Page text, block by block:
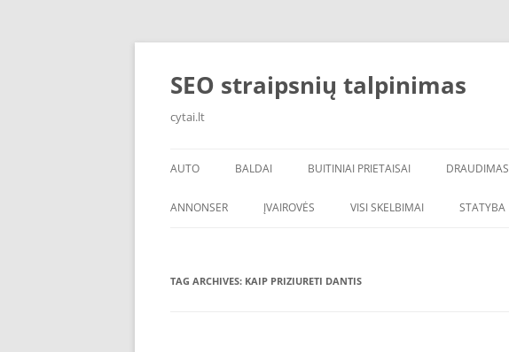
Skip
SEO straipsnių talpinimas
cytai.lt
AUTO
PADANGOS
BALDAI BUITINIAI PRIETAISAI DRAUDIMAS
ANNONSER ĮVAIROVĖS VISI SKELBIMAI STATYBA
TAG ARCHIVES: KAIP PRIZIURETI DANTIS